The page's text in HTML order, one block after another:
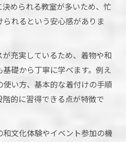
められる教室が多いため、忙
られるという安心感がありま
充実しているため、着物や和
礎から丁寧に学べます。例え
い方、基本的な着付けの手順
的に習得できる点が特徴で
文化体験やイベント参加の機